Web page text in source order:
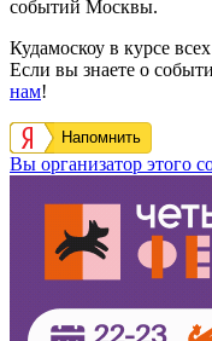
событий Москвы.
Кудамоскоу в курсе
Если вы знаете о
нам!
Напомнить
Вы организатор этого